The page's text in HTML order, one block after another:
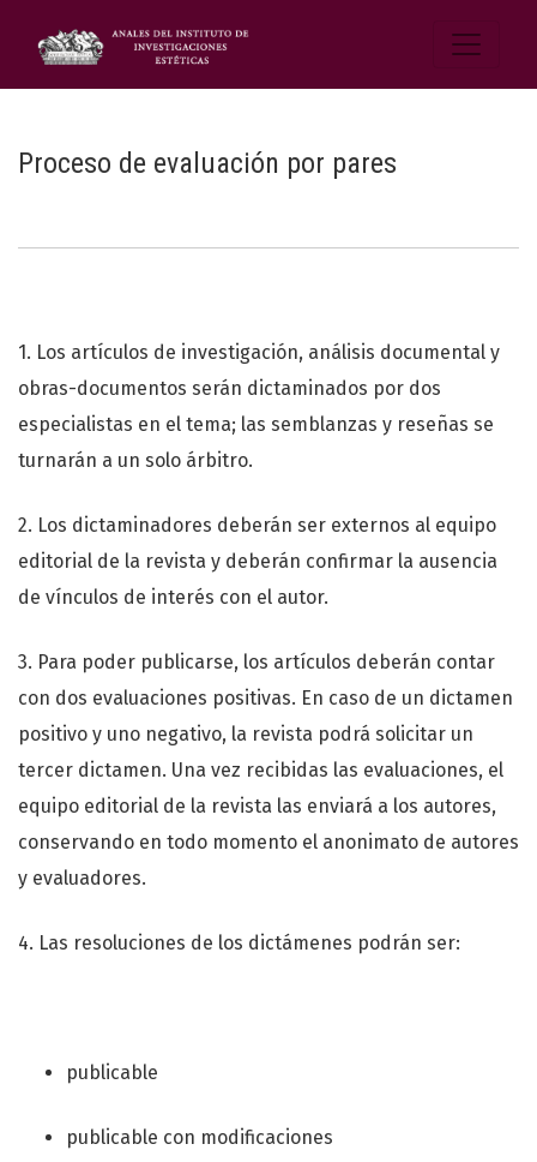
Proceso de evaluación por pares
1. Los artículos de investigación, análisis documental y
obras-documentos serán dictaminados por dos
especialistas en el tema; las semblanzas y reseñas se
turnarán a un solo árbitro.
2. Los dictaminadores deberán ser externos al equipo
editorial de la revista y deberán confirmar la ausencia
de vínculos de interés con el autor.
3. Para poder publicarse, los artículos deberán contar
con dos evaluaciones positivas. En caso de un dictamen
positivo y uno negativo, la revista podrá solicitar un
tercer dictamen. Una vez recibidas las evaluaciones, el
equipo editorial de la revista las enviará a los autores,
conservando en todo momento el anonimato de autores
y evaluadores.
4. Las resoluciones de los dictámenes podrán ser:
publicable
publicable con modificaciones